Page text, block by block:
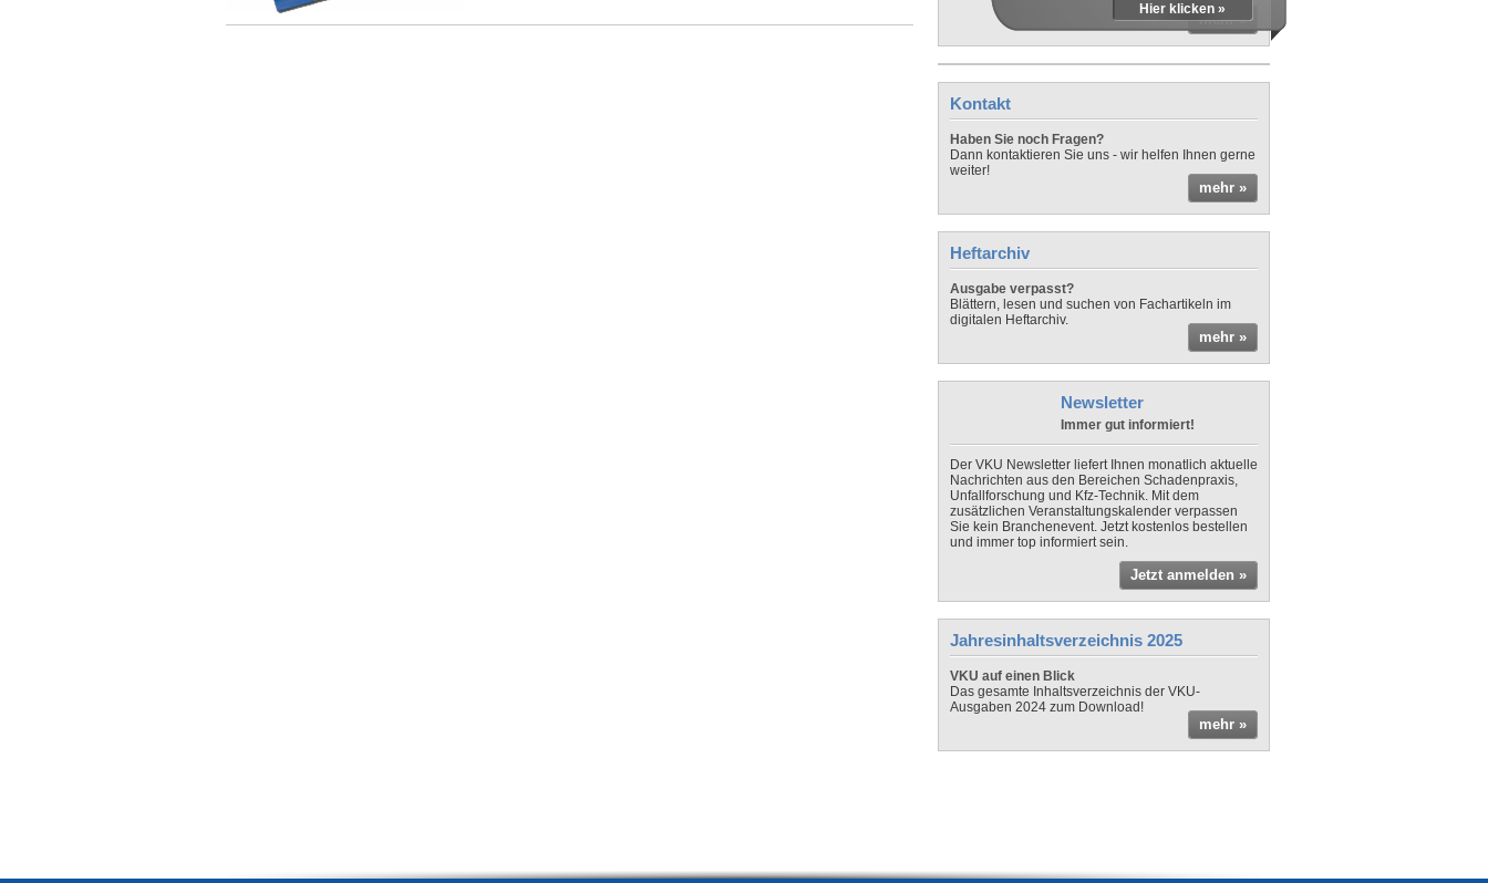
mehr »
Hier klicken »
Kontakt
Haben Sie noch Fragen?
Dann kontaktieren Sie uns - wir helfen Ihnen gerne
weiter!
mehr »
Heftarchiv
Ausgabe verpasst?
Blättern, lesen und suchen von Fachartikeln im
digitalen Heftarchiv.
mehr »
Newsletter
Immer gut informiert!
Der VKU Newsletter liefert Ihnen monatlich aktuelle
Nachrichten aus den Bereichen Schadenpraxis,
Unfallforschung und Kfz-Technik. Mit dem
zusätzlichen Veranstaltungskalender verpassen
Sie kein Branchenevent. Jetzt kostenlos bestellen
und immer top informiert sein.
Jetzt anmelden »
Jahresinhaltsverzeichnis 2025
VKU auf einen Blick
Das gesamte Inhaltsverzeichnis der VKU-
Ausgaben 2024 zum Download!
mehr »